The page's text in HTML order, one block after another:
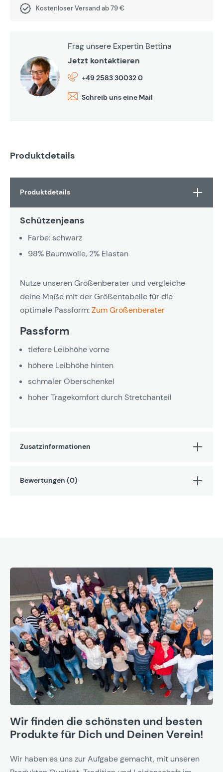
Kostenloser Versand ab 79 €
Frag unsere Expertin Bettina
Jetzt kontaktieren
+49 2583 30032 0
Schreib uns eine Mail
Produktdetails
Produktdetails
Schützenjeans
Farbe: schwarz
98% Baumwolle, 2% Elastan
Nutze unseren Größenberater und vergleiche
deine Maße mit der Größentabelle für die
optimale Passform:Zum Größenberater
Passform
tiefere Leibhöhe vorne
höhere Leibhöhe hinten
schmaler Oberschenkel
hoher Tragekomfort durch Stretchanteil
Zusatzinformationen
Bewertungen (0)
Wir finden die schönsten und besten
Produkte für Dich und Deinen Verein!
Wir haben es uns zur Aufgabe gemacht, mit unseren